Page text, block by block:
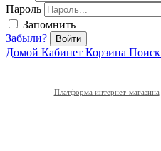
Пароль
Запомнить
Забыли?
Войти
Домой Кабинет Корзина Поиск
Платформа интернет-магазина